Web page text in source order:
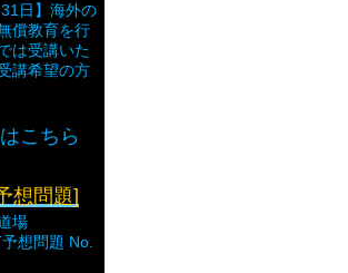
31日】海外の
償教育を行
は受講いた
講希望の方
こちら
想問題]
場
想問題 No.